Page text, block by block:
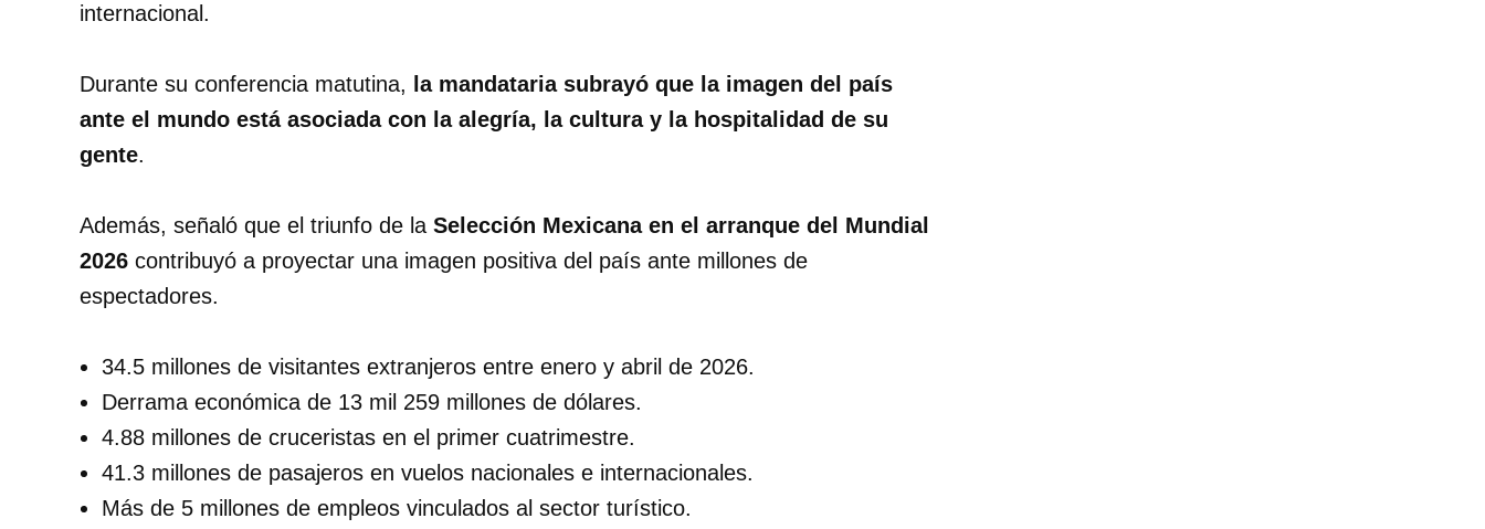
internacional.
Durante su conferencia matutina,
la mandataria subrayó que la imagen del país
ante el mundo está asociada con la alegría, la cultura y la hospitalidad de su
gente.
Además, señaló que el triunfo de la Selección Mexicana en el arranque del Mundial
2026 contribuyó a proyectar una imagen positiva del país ante millones de
espectadores.
34.5 millones de visitantes extranjeros entre enero y abril de 2026.
Derrama económica de 13 mil 259 millones de dólares.
4.88 millones de cruceristas en el primer cuatrimestre.
41.3 millones de pasajeros en vuelos nacionales e internacionales.
Más de 5 millones de empleos vinculados al sector turístico.